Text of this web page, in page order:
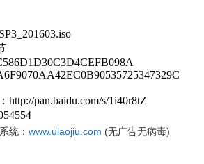
pan.baidu.com/s/1i40r8tZ
统： www.ulaojiu.com (无广告无病毒)